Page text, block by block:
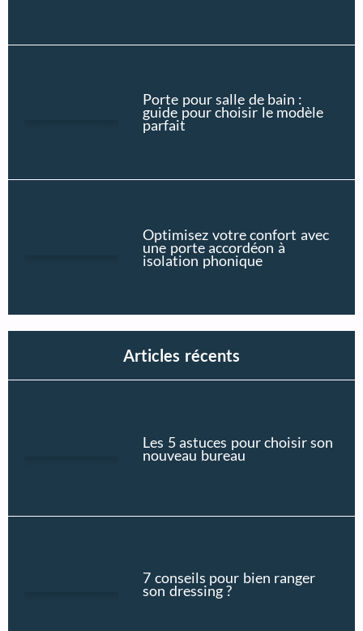
Porte pour salle de bain :
guide pour choisir le modèle
parfait
Optimisez votre confort avec
une porte accordéon à
isolation phonique
Articles récents
Les 5 astuces pour choisir son
nouveau bureau
7 conseils pour bien ranger
son dressing ?